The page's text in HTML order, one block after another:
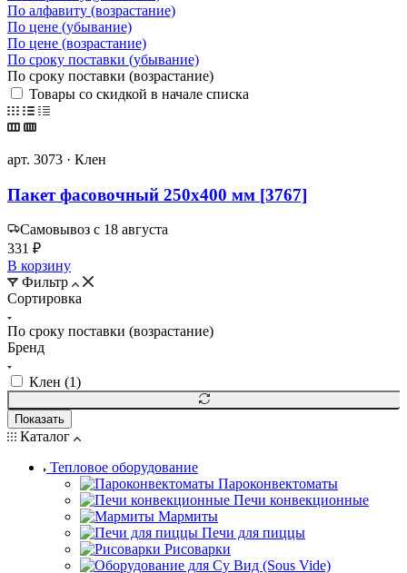
По алфавиту (возрастание)
По цене (убывание)
По цене (возрастание)
По сроку поставки (убывание)
По сроку поставки (возрастание)
Товары со скидкой в начале списка
арт. 3073 · Клен
Пакет фасовочный 250х400 мм [3767]
Самовывоз с 18 августа
331 ₽
В корзину
Фильтр
Сортировка
По сроку поставки (возрастание)
Бренд
Клен (1)
Показать
Каталог
Тепловое оборудование
Пароконвектоматы
Печи конвекционные
Мармиты
Печи для пиццы
Рисоварки